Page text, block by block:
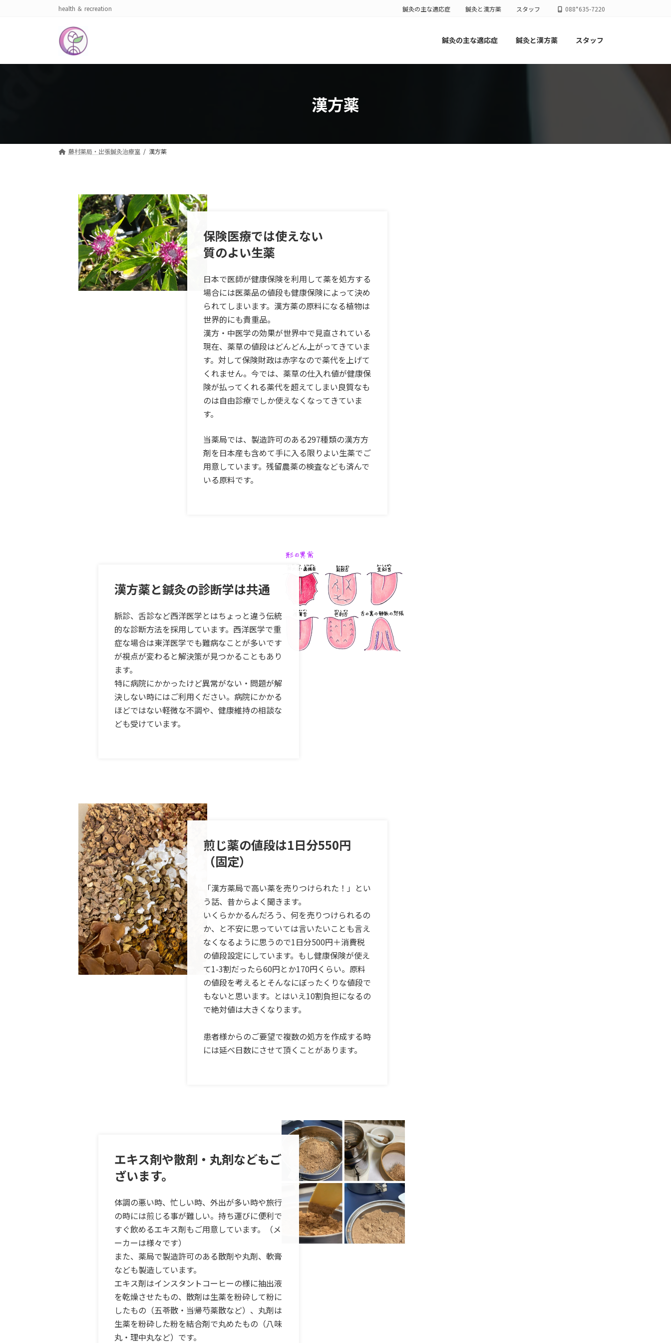
へ
ョ
health ＆ recreation 鍼灸の主な適応症 鍼灸と漢方薬 スタッフ 088*635-7220
鍼灸の主な適応症 鍼灸と漢方薬 スタッフ
漢方薬
藤村薬局・出張鍼灸治療室 漢方薬
保険医療では使えない
質のよい生薬
日本で医師が健康保険を利用して薬を処方する
場合には医薬品の値段も健康保険によって決め
られてしまいます。漢方薬の原料になる植物は
世界的にも貴重品。
漢方・中医学の効果が世界中で見直されている
現在、薬草の値段はどんどん上がってきていま
す。対して保険財政は赤字なので薬代を上げて
くれません。今では、薬草の仕入れ値が健康保
険が払ってくれる薬代を超えてしまい良質なも
のは自由診療でしか使えなくなってきていま
す。
当薬局では、製造許可のある297種類の漢方方
剤を日本産も含めて手に入る限りよい生薬でご
用意しています。残留農薬の検査なども済んで
いる原料です。
漢方薬と鍼灸の診断学は共通
脈診、舌診など西洋医学とはちょっと違う伝統
的な診断方法を採用しています。西洋医学で重
症な場合は東洋医学でも難病なことが多いです
が視点が変わると解決策が見つかることもあり
ます。
特に病院にかかったけど異常がない・問題が解
決しない時にはご利用ください。病院にかかる
ほどではない軽微な不調や、健康維持の相談な
ども受けています。
煎じ薬の値段は1日分550円
（固定）
「漢方薬局で高い薬を売りつけられた！」とい
う話、昔からよく聞きます。
いくらかかるんだろう、何を売りつけられるの
か、と不安に思っていては言いたいことも言え
なくなるように思うので1日分500円＋消費税
の値段設定にしています。もし健康保険が使え
て1-3割だったら60円とか170円くらい。原料
の値段を考えるとそんなにぼったくりな値段で
もないと思います。とはいえ10割負担になるの
で絶対値は大きくなります。
患者様からのご要望で複数の処方を作成する時
には延べ日数にさせて頂くことがあります。
エキス剤や散剤・丸剤などもご
ざいます。
体調の悪い時、忙しい時、外出が多い時や旅行
の時には煎じる事が難しい。持ち運びに便利で
すぐ飲めるエキス剤もご用意しています。（メ
ーカーは様々です）
また、薬局で製造許可のある散剤や丸剤、軟膏
なども製造しています。
エキス剤はインスタントコーヒーの様に抽出液
を乾燥させたもの、散剤は生薬を粉砕して粉に
したもの（五苓散・当帰芍薬散など）、丸剤は
生薬を粉砕した粉を結合剤で丸めたもの（八味
丸・理中丸など）です。